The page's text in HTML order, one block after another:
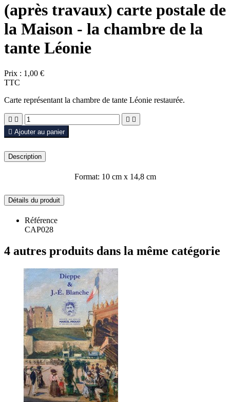
(après travaux) carte postale de
la Maison - la chambre de la
tante Léonie
Prix : 1,00 €
TTC
Carte représentant la chambre de tante Léonie restaurée.
   
 Ajouter au panier
Description
Format: 10 cm x 14,8 cm
Détails du produit
Référence
CAP028
4 autres produits dans la même catégorie